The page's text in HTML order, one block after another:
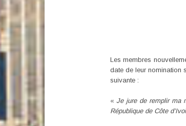
Les membres
date de leur nomination
suivante :
«Je jure de remplir ma
République de Côte